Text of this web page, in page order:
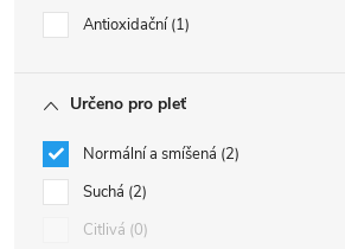
Antioxidační 1
Určeno pro pleť
Normální a smíšená 2
Suchá 2
Citlivá 0